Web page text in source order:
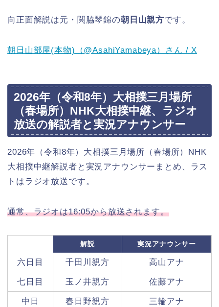
向正面解説は元・関脇琴錦の朝日山親方です。
朝日山部屋(本物)（@AsahiYamabeya）さん / X
2026年（令和8年）大相撲三月場所
（春場所）NHK大相撲中継、ラジオ
放送の解説者と実況アナウンサー
2026年（令和8年）大相撲三月場所（春場所）NHK
大相撲中継解説者と実況アナウンサーまとめ、ラス
トはラジオ放送です。
通常、ラジオは16:05から放送されます。
解説 実況アナウンサー
六日目 千田川親方 高山アナ
七日目 玉ノ井親方 佐藤アナ
中日 春日野親方 三輪アナ